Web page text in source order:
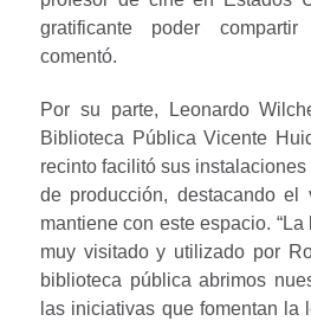
gratificante poder compartir
comentó.
Por su parte, Leonardo
Biblioteca Pública Vicente
recinto facilitó sus
de producción, destacando el
mantiene con este espacio.
muy visitado y utilizado por
biblioteca pública abrimos
las iniciativas que fomentan la